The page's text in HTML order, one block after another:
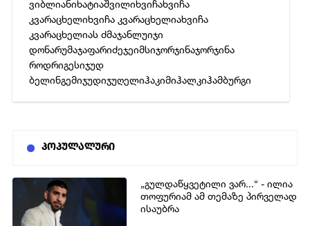
ვიბლიანიხატიაშვილიხვიჩახვიჩა
კვარაცხელიხვიჩა კვარაცხელიახვიჩა
კვარაცხელიას ძმაჯანლუიჯი
დონარუმაჯაფარიძეჯეიმსიჯორჯინაჯორჯინა
როდრიგესიჯუდ
ბელინგემიჯუდიჯუღელიჰაკიმიჰალკიჰამბურგი
პოპულალური
„გულდაწყვეტილი ვარ...“ - ილია
თოფურიამ ამ თემაზე პირველად
ისაუბრა